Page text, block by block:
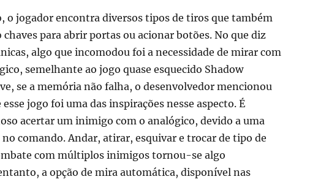
o jogador encontra diversos tipos de tiros que também
para abrir portas ou acionar botões. No que diz
algo que incomodou foi a necessidade de mirar com
semelhante ao jogo quase esquecido Shadow
se a memória não falha, o desenvolvedor mencionou
esse jogo foi uma das inspirações nesse aspecto. É
acertar um inimigo com o analógico, devido a uma
comando. Andar, atirar, esquivar e trocar de tipo de
com múltiplos inimigos tornou-se algo
a opção de mira automática, disponível nas